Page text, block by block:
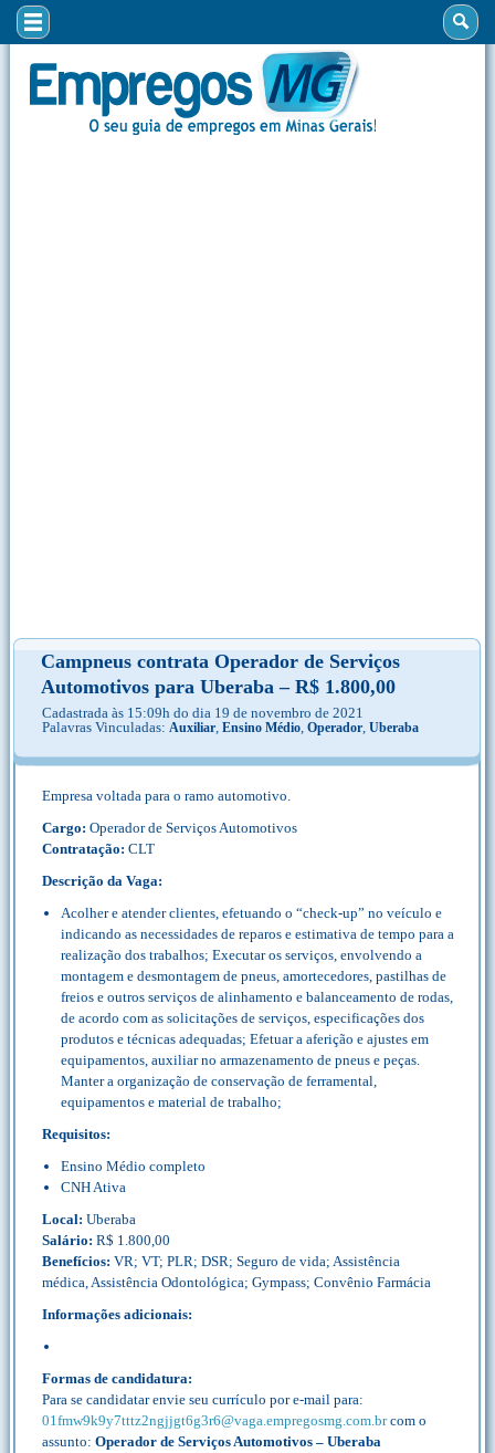
Campneus contrata Operador de Serviços
Automotivos para Uberaba – R$ 1.800,00
Cadastrada às 15:09h do dia 19 de novembro de 2021
Palavras Vinculadas: Auxiliar, Ensino Médio, Operador, Uberaba
Empresa voltada para o ramo automotivo.
Cargo: Operador de Serviços Automotivos
Contratação: CLT
Descrição da Vaga:
Acolher e atender clientes, efetuando o “check-up” no veículo e
indicando as necessidades de reparos e estimativa de tempo para a
realização dos trabalhos; Executar os serviços, envolvendo a
montagem e desmontagem de pneus, amortecedores, pastilhas de
freios e outros serviços de alinhamento e balanceamento de rodas,
de acordo com as solicitações de serviços, especificações dos
produtos e técnicas adequadas; Efetuar a aferição e ajustes em
equipamentos, auxiliar no armazenamento de pneus e peças.
Manter a organização de conservação de ferramental,
equipamentos e material de trabalho;
Requisitos:
Ensino Médio completo
CNH Ativa
Local: Uberaba
Salário: R$ 1.800,00
Benefícios: VR; VT; PLR; DSR; Seguro de vida; Assistência
médica, Assistência Odontológica; Gympass; Convênio Farmácia
Informações adicionais:
Formas de candidatura:
Para se candidatar envie seu currículo por e-mail para:
01fmw9k9y7tttz2ngjjgt6g3r6@vaga.empregosmg.com.brcom o
assunto: Operador de Serviços Automotivos – Uberaba